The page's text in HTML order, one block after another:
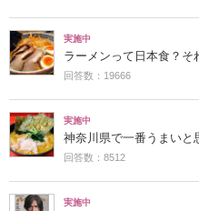
実施中
ラーメンって日本食？そ
回答数：19666
実施中
神奈川県で一番うまいと
回答数：8512
実施中